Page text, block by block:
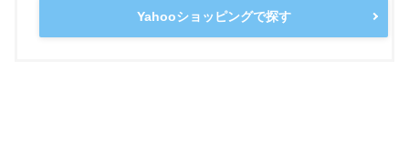
Yahooショッピングで探す